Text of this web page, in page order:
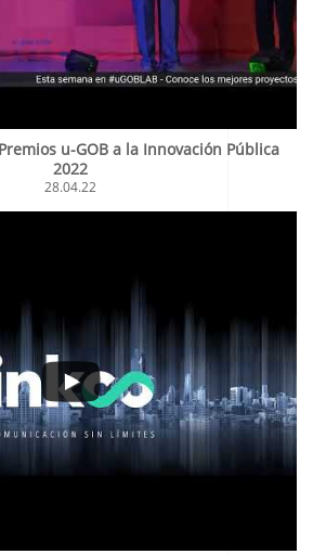
u-GOB a la Innovación Pública
2022
28.04.22